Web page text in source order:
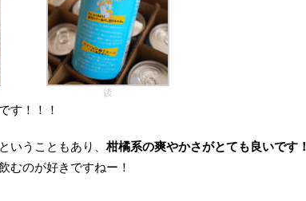
後
す！！！
いうこともあり、柑橘系の爽やかさがとても良いです！
むのが好きですねー！